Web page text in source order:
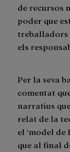
de recursos
poder que
treballadors
els
Per la seva
comentat
narratius
relat de la
el ‘model de
que al final